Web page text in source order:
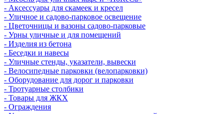
- Аксессуары для скамеек и кресел
- Уличное и садово-парковое освещение
- Цветочницы и вазоны садово-парковые
- Урны уличные и для помещений
- Изделия из бетона
- Беседки и навесы
- Уличные стенды, указатели, вывески
- Велосипедные парковки (велопарковки)
- Оборудование для дорог и парковки
- Тротуарные столбики
- Товары для ЖКХ
- Ограждения